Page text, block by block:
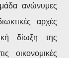
ανώνυμες
αρχές
δίωξη της
οικονομικές